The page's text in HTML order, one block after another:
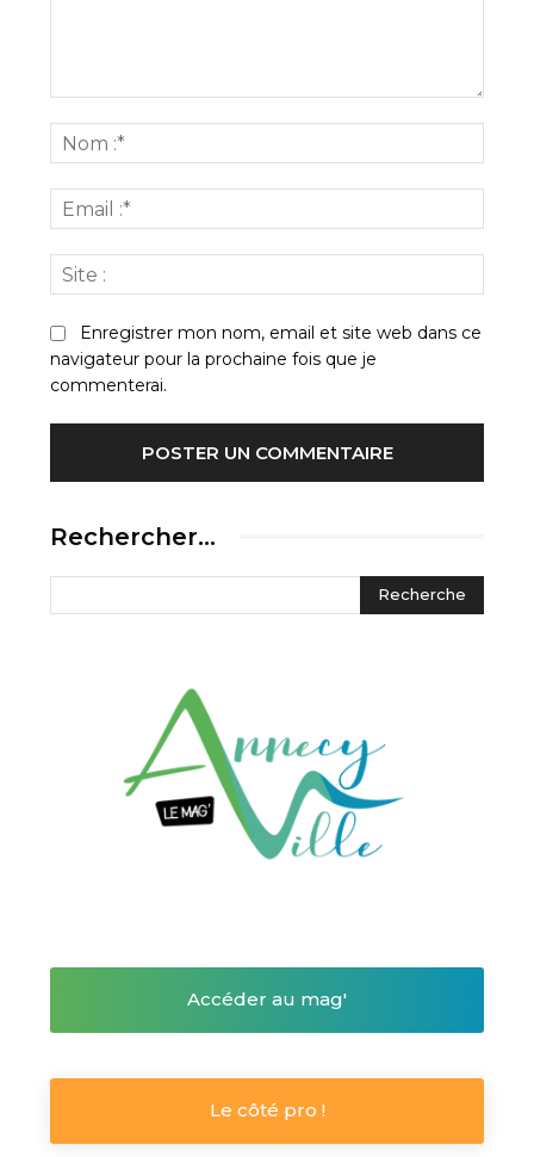
:*
:*
:
Enregistrer mon nom, email et site web dans ce
navigateur pour la prochaine fois que je
commenterai.
Rechercher…
Accéder au mag'
Le côté pro !